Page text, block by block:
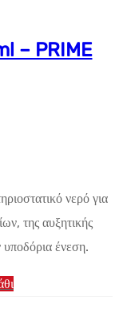
– PRIME
νερό για
της αυξητικής
υποδόρια ένεση.